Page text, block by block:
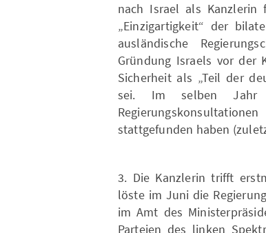
nach Israel als
„Einzigartigkeit“ der
ausländische
Gründung Israels vor der
Sicherheit als „Teil der
sei. Im selben Jahr
stattgefunden haben
3. Die Kanzlerin trifft
löste im Juni die
im Amt des
Parteien des linken